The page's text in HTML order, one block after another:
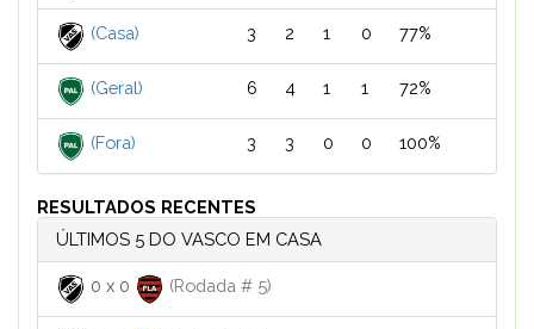
(Casa) 3 2 1 0 77%
(Geral) 6 4 1 1 72%
(Fora) 3 3 0 0 100%
RESULTADOS RECENTES
ÚLTIMOS 5 DO VASCO EM CASA
0 x 0 (Rodada # 5)